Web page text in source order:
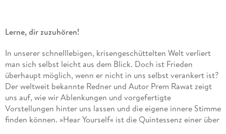
Lerne, dir zuzuhören!
In unserer schnelllebigen, krisengeschüttelten Welt verliert
man sich selbst leicht aus dem Blick. Doch ist Frieden
überhaupt möglich, wenn er nicht in uns selbst verankert ist?
Der weltweit bekannte Redner und Autor Prem Rawat zeigt
uns auf, wie wir Ablenkungen und vorgefertigte
Vorstellungen hinter uns lassen und die eigene innere Stimme
finden können. »Hear Yourself« ist die Quintessenz einer über